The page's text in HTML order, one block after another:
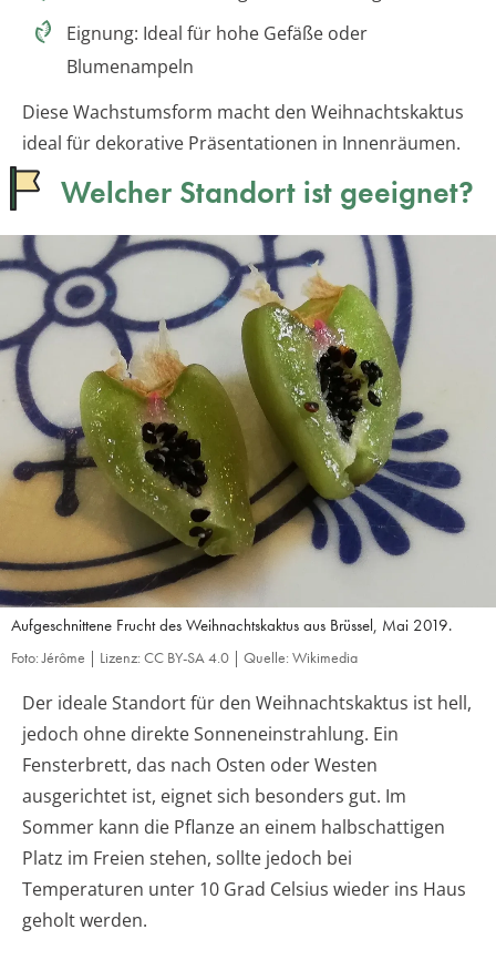
Eignung: Ideal für hohe Gefäße oder
Blumenampeln
Diese Wachstumsform macht den Weihnachtskaktus
ideal für dekorative Präsentationen in Innenräumen.
Welcher Standort ist geeignet?
Aufgeschnittene Frucht des Weihnachtskaktus aus Brüssel, Mai 2019.
Foto: Jérôme | Lizenz: CC BY-SA 4.0 | Quelle: Wikimedia
Der ideale Standort für den Weihnachtskaktus ist hell,
jedoch ohne direkte Sonneneinstrahlung. Ein
Fensterbrett, das nach Osten oder Westen
ausgerichtet ist, eignet sich besonders gut. Im
Sommer kann die Pflanze an einem halbschattigen
Platz im Freien stehen, sollte jedoch bei
Temperaturen unter 10 Grad Celsius wieder ins Haus
geholt werden.